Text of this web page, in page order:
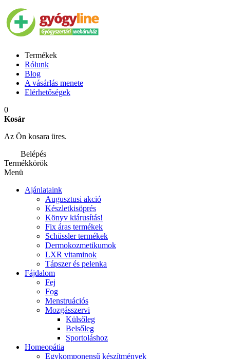
Termékek
Rólunk
Blog
A vásárlás menete
Elérhetőségek
0
Kosár
Az Ön kosara üres.
Belépés
Termékkörök
Menü
Ajánlataink
Augusztusi akció
Készletkisöprés
Könyv kiárusítás!
Fix áras termékek
Schüssler termékek
Dermokozmetikumok
LXR vitaminok
Tápszer és pelenka
Fájdalom
Fej
Fog
Menstruációs
Mozgásszervi
Külsőleg
Belsőleg
Sportoláshoz
Homeopátia
Egykomponensű készítmények